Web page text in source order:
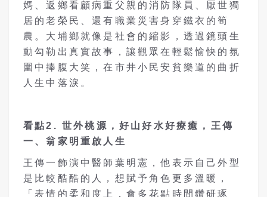
媽、返鄉看顧病重父親的消防隊員、厭世獨
居的老榮民、還有職業災害身穿鐵衣的筍
農。大埔鄉就像是社會的縮影，透過鏡頭生
動勾勒出真實故事，讓觀眾在輕鬆愉快的氛
圍中捧腹大笑，在市井小民安貧樂道的曲折
人生中落淚。
看點2.世外桃源，好山好水好療癒 ，王傳
一、翁家明重啟人生
王傳一飾演中醫師葉明憲，他表示自己外型
是比較酷酷的人，想賦予角色更多溫暖，
「表情的柔和度上，會多花點時間鑽研琢